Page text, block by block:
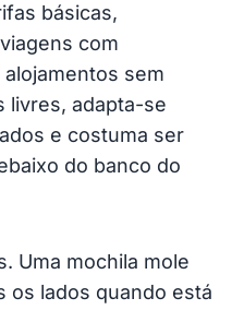
básicas,
com
sem
livres, adapta-se
e costuma ser
do banco do
Uma mochila mole
os lados quando está